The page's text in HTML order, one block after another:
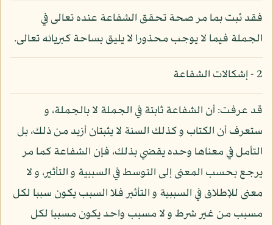
فقد ثبت بما مر صحة تحقق الشفاعة عنده تعالى في
الجملة فيما لا يوجب محذورا لا يليق بساحة كبريائه تعالى.
2 - إشكالات الشفاعة
قد عرفت: أن الشفاعة ثابتة في الجملة لا بالجملة، و
ستعرف أن الكتاب و كذلك السنة لا يثبتان أزيد من ذلك، بل
التأمل في معناها وحده يقضي بذلك، فإن الشفاعة كما مر
يرجع بحسب المعنى إلى التوسط في السببية و التأثير، و لا
معنى للإطلاق في السببية و التأثير فلا السبب يكون سببا لكل
مسبب من غير شرط و لا مسبب واحد يكون مسببا لكل